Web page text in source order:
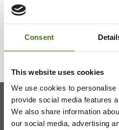
Consent
This website uses cookies
We use cookies to personalise
provide social media features
We also share information
our social media, advertising
Vaa­lan
on muut­tu­nut
Kainuun